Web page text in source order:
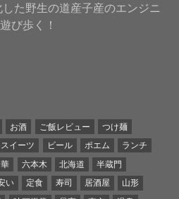
た野生の道産子産のエンジニ
び歩く！
お酒 ご飯レビュー
つけ麺
スイーツ ビール ポエム
ランチ
六本木 北海道
半蔵門
い 定食 寿司 居酒屋
山形